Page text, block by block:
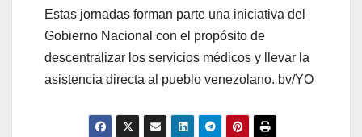
Estas jornadas forman parte una iniciativa del
Gobierno Nacional con el propósito de
descentralizar los servicios médicos y llevar la
asistencia directa al pueblo venezolano. bv/YO